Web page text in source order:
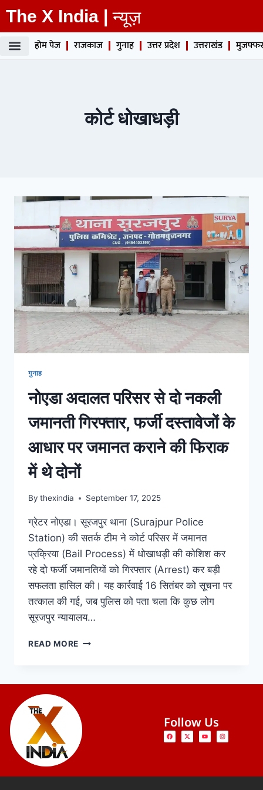
The X India | न्यूज़
होम पेज राजकाज गुनाह उत्तर प्रदेश उत्तराखंड
कोर्ट धोखाधड़ी
गुनाह
नोएडा अदालत परिसर से दो नकली
जमानती गिरफ्तार, फर्जी दस्तावेजों के
आधार पर जमानत कराने की फिराक
में थे दोनों
By thexindia September 17, 2025
ग्रेटर नोएडा। सूरजपुर थाना (Surajpur Police
Station) की सतर्क टीम ने कोर्ट परिसर में जमानत
प्रक्रिया (Bail Process) में धोखाधड़ी की कोशिश कर
रहे दो फर्जी जमानतियों को गिरफ्तार (Arrest) कर बड़ी
सफलता हासिल की। यह कार्रवाई 16 सितंबर को सूचना पर
तत्काल की गई, जब पुलिस को पता चला कि कुछ लोग
सूरजपुर न्यायालय…
READ MORE
Follow Us